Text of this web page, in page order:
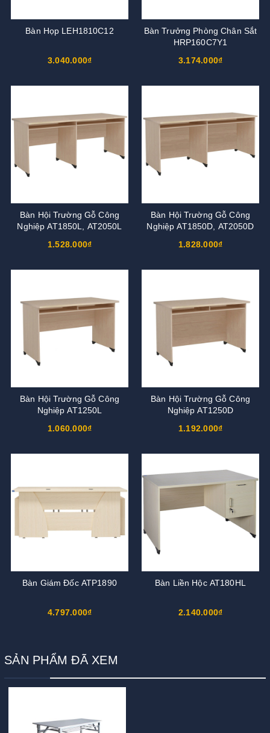
Bàn Họp LEH1810C12
3.040.000₫
Bàn Trưởng Phòng Chân Sắt
HRP160C7Y1
3.174.000₫
Bàn Hội Trường Gỗ Công
Nghiệp AT1850L, AT2050L
1.528.000₫
Bàn Hội Trường Gỗ Công
Nghiệp AT1850D, AT2050D
1.828.000₫
Bàn Hội Trường Gỗ Công
Nghiệp AT1250L
1.060.000₫
Bàn Hội Trường Gỗ Công
Nghiệp AT1250D
1.192.000₫
Bàn Giám Đốc ATP1890
4.797.000₫
Bàn Liền Hộc AT180HL
2.140.000₫
SẢN PHẨM ĐÃ XEM